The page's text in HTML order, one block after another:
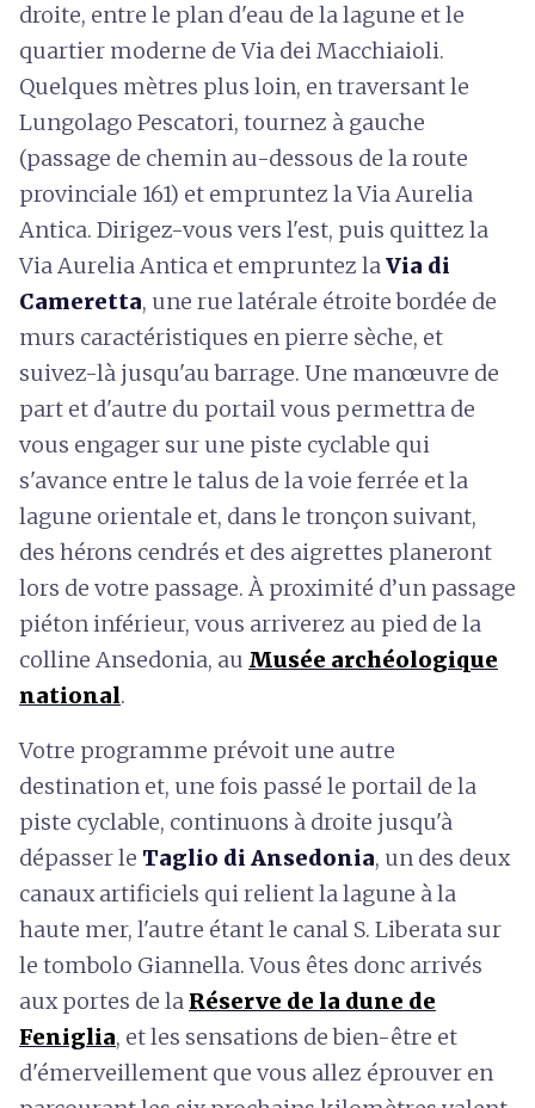
droite, entre le plan d'eau de la lagune et le
quartier moderne de Via dei Macchiaioli.
Quelques mètres plus loin, en traversant le
Lungolago Pescatori, tournez à gauche
(passage de chemin au-dessous de la route
provinciale 161) et empruntez la Via Aurelia
Antica. Dirigez-vous vers l'est, puis quittez la
Via Aurelia Antica et empruntez laVia di
Cameretta, une rue latérale étroite bordée de
murs caractéristiques en pierre sèche, et
suivez-là jusqu'au barrage. Une manœuvre de
part et d'autre du portail vous permettra de
vous engager sur une piste cyclable qui
s'avance entre le talus de la voie ferrée et la
lagune orientale et, dans le tronçon suivant,
des hérons cendrés et des aigrettes planeront
lors de votre passage. À proximité d’un passage
piéton inférieur, vous arriverez au pied de la
colline Ansedonia, au Musée archéologique
national.
Votre programme prévoit une autre
destination et, une fois passé le portail de la
piste cyclable, continuons à droite jusqu'à
dépasser le Taglio di Ansedonia, un des deux
canaux artificiels qui relient la lagune à la
haute mer, l'autre étant le canal S. Liberata sur
le tombolo Giannella. Vous êtes donc arrivés
aux portes de la Réserve de la dune de
Feniglia, et les sensations de bien-être et
d'émerveillement que vous allez éprouver en